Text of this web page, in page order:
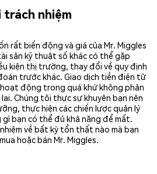
nhiệm
rất biến động và giá của Mr. Miggles
sản kỹ thuật số khác có thể gặp
kiện thị trường, thay đổi về quy định
trước khác. Giao dịch tiền điện tử
hoạt động trong quá khứ không phản
Chúng tôi thực sự khuyên bạn nên
thực hiện các chiến lược quản lý
bạn có thể đủ khả năng để mất.
về bất kỳ tổn thất nào mà bạn
hoặc bán Mr. Miggles.